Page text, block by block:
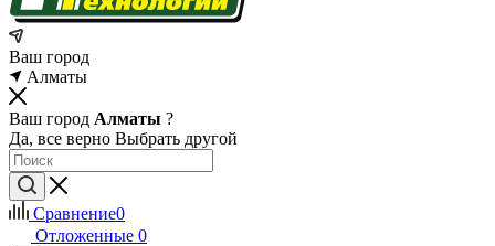
Ваш город
Алматы
Ваш город Алматы ?
Да, все верно Выбрать другой
Сравнение0
Отложенные 0